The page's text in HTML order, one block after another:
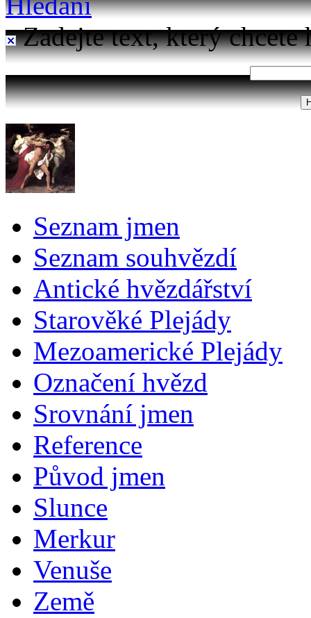
Zadejte text, který chcete
Seznam jmen
Seznam souhvězdí
Antické hvězdářství
Starověké Plejády
Mezoamerické Plejády
Označení hvězd
Srovnání jmen
Reference
Původ jmen
Slunce
Merkur
Venuše
Země